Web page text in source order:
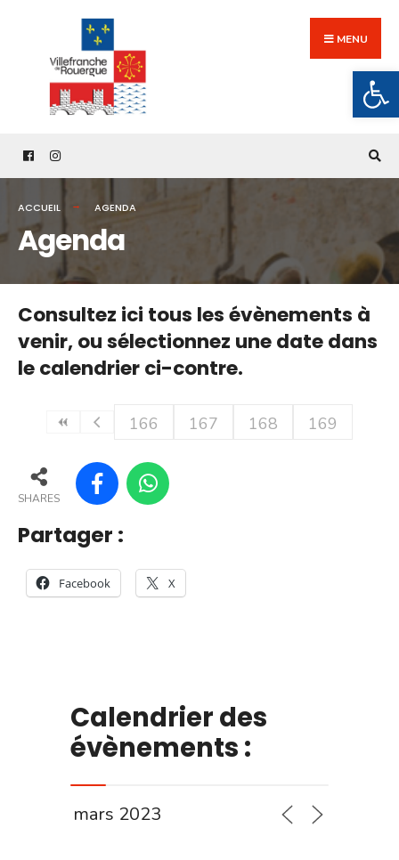
content
MENU
ACCUEIL AGENDA
Agenda
Consultez ici tous les évènements à
venir,ou sélectionnez une date dans
le calendrier ci-contre.
166 167 168 169
SHARES
Partager :
Facebook X
Calendrier des
évènements :